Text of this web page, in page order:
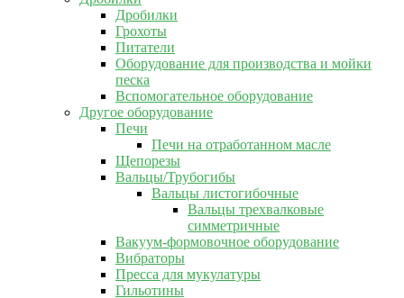
Дробилки
Грохоты
Питатели
Оборудование для производства и мойки
песка
Вспомогательное оборудование
Другое оборудование
Печи
Печи на отработанном масле
Щепорезы
Вальцы/Трубогибы
Вальцы листогибочные
Вальцы трехвалковые
симметричные
Вакуум-формовочное оборудование
Вибраторы
Пресса для мукулатуры
Гильотины